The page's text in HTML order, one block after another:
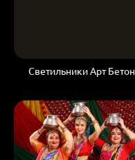
Светильники Арт Бетон